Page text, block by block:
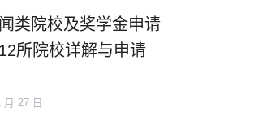
类院校及奖学金申请
所院校详解与申请
月 27 日